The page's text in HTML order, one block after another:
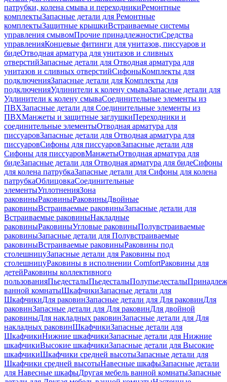
патрубки, колена смыва и переходникиРемонтные
комплектыЗапасные детали для Ремонтные
комплектыЗащитные крышкиВстраиваемые системы
управления смывомПрочие принадлежностиСредства
управленияКонцевые фитинги для унитазов, писсуаров и
бидеОтводная арматура для унитазов и сливных
отверстийЗапасные детали для Отводная арматура для
унитазов и сливных отверстийСифоныКомплекты для
подключенияЗапасные детали для Комплекты для
подключенияУдлинители к колену смываЗапасные детали для
Удлинители к колену смываСоединительные элементы из
ПВХЗапасные детали для Соединительные элементы из
ПВХМанжеты и защитные заглушкиПереходники и
соединительные элементыОтводная арматура для
писсуаровЗапасные детали для Отводная арматура для
писсуаровCифоны для писсуаровЗапасные детали для
Cифоны для писсуаровМанжетыОтводная арматура для
бидеЗапасные детали для Отводная арматура для бидеСифоны
для колена патрубкаЗапасные детали для Сифоны для колена
патрубкаОблицовкаСоединительные
элементыУплотненияЗона
раковиныРаковиныРаковиныДвойные
раковиныВстраиваемые раковиныЗапасные детали для
Встраиваемые раковиныНакладные
раковиныРаковиныУгловые раковиныПолувстраиваемые
раковиныЗапасные детали для Полувстраиваемые
раковиныВстраиваемые раковиныРаковины под
столешницуЗапасные детали для Раковины под
столешницуРаковины в исполнении ComfortPаковины для
детейРаковины коллективного
пользованияПьедесталыПьедесталыПолупьедесталы
ванной комнатыШкафчикиЗапасные детали для
ШкафчикиДля раковинЗапасные детали для Для раковинДля
раковинЗапасные детали для Для раковинДля двойной
раковиныДля накладных pаковинЗапасные детали для Для
накладных pаковинШкафчикиЗапасные детали для
ШкафчикиНижние шкафчикиЗапасные детали для Нижние
шкафчикиВысокие шкафчикиЗапасные детали для Высокие
шкафчикиШкафчики средней высотыЗапасные детали для
Шкафчики средней высотыНавесные шкафыЗапасные детали
для Навесные шкафыДругая мебель ванной комнатыЗапасные